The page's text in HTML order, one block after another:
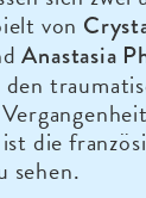
von
Anastasia
die
sehen.